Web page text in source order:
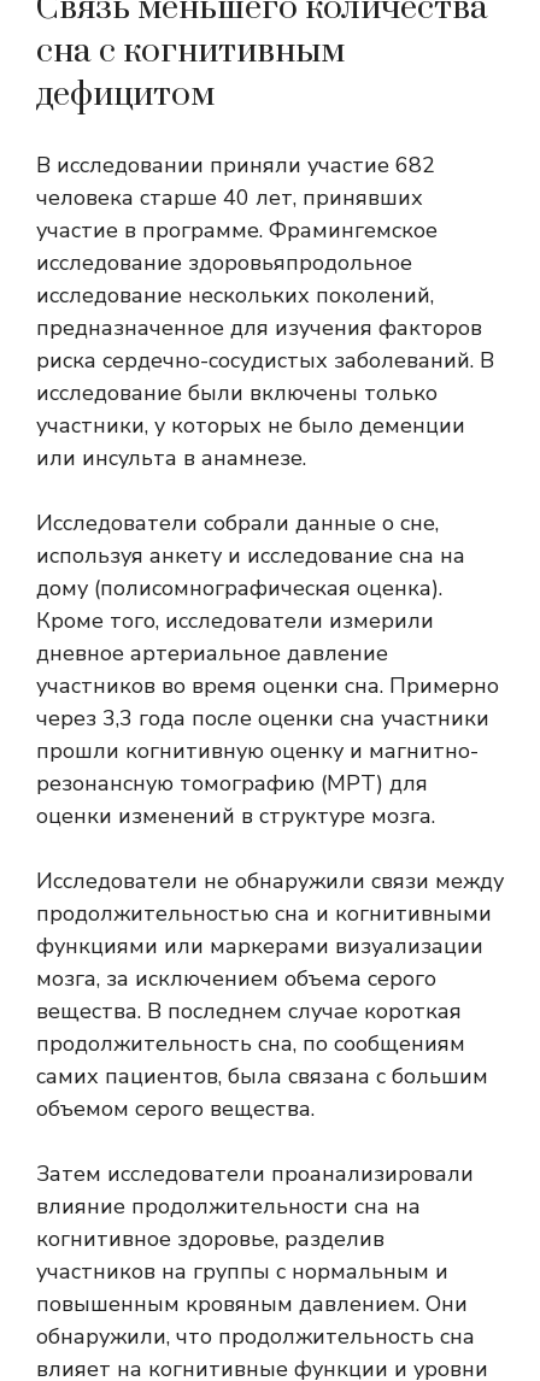
сна с когнитивным
дефицитом
В исследовании приняли участие 682
человека старше 40 лет, принявших
участие в программе. Фрамингемское
исследование здоровьяпродольное
исследование нескольких поколений,
предназначенное для изучения факторов
риска сердечно-сосудистых заболеваний. В
исследование были включены только
участники, у которых не было деменции
или инсульта в анамнезе.
Исследователи собрали данные о сне,
используя анкету и исследование сна на
дому (полисомнографическая оценка).
Кроме того, исследователи измерили
дневное артериальное давление
участников во время оценки сна. Примерно
через 3,3 года после оценки сна участники
прошли когнитивную оценку и магнитно-
резонансную томографию (МРТ) для
оценки изменений в структуре мозга.
Исследователи не обнаружили связи между
продолжительностью сна и когнитивными
функциями или маркерами визуализации
мозга, за исключением объема серого
вещества. В последнем случае короткая
продолжительность сна, по сообщениям
самих пациентов, была связана с большим
объемом серого вещества.
Затем исследователи проанализировали
влияние продолжительности сна на
когнитивное здоровье, разделив
участников на группы с нормальным и
повышенным кровяным давлением. Они
обнаружили, что продолжительность сна
влияет на когнитивные функции и уровни